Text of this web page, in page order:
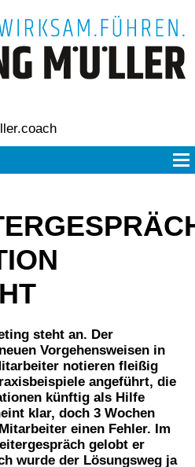
steht an. Der
Vorgehensweisen in
notieren fleißig
angeführt, die
künftig als Hilfe
klar, doch 3 Wochen
einen Fehler. Im
gelobt er
wurde der Lösungsweg ja